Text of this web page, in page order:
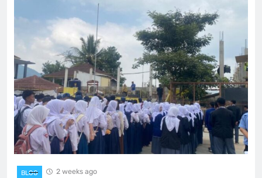
BLOG 2 weeks ago